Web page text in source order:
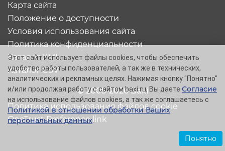
© 2005-2026 Baxi
Карта сайта
Положение о доступности
Условия использования сайта
Политика конфиденциальности
Каталог XML
Каталог CSV
Политика использования файлов cookie
OneTrust Preference link
Этот сайт использует файлы cookies, чтобы обеспечить
удобство работы пользователей, а так же в технических,
аналитических и рекламных целях. Нажимая кнопку "Понятно"
и/или продолжая работу с сайтом baxi.ru, Вы даете Согласие
на использование файлов cookies, а так же соглашаетесь с
Политикой в отношении обработки Ваших
персональных данных.
Понятно